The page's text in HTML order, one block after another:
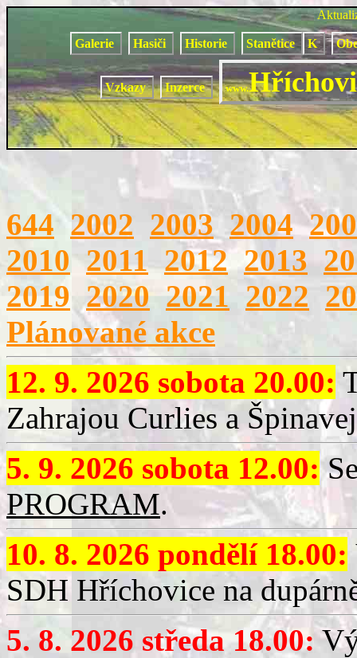
Galerie Hasiči Historie Stanětice K
Vzkazy Inzerce www.
644 2002 2003 2004
2010 2011 2012 2013
2019 2020 2021 2022
Plánované akce
12. 9. 2026 sobota 20.00:
Zahrajou Curlies a
5. 9. 2026 sobota 12.00:
PROGRAM.
10. 8. 2026 pondělí 18.00:
SDH Hříchovice na
5. 8. 2026 středa 18.00: